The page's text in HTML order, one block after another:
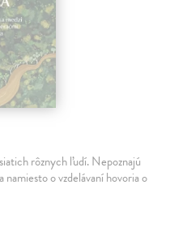
rôznych ľudí. Nepoznajú
o vzdelávaní hovoria o